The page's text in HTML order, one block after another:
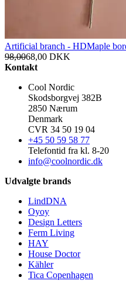
Artificial branch - HDMaple
98,0068,00 DKK
Kontakt
Cool Nordic
Skodsborgvej 382B
2850 Nærum
Denmark
CVR 34 50 19 04
+45 50 59 58 77
Telefontid fra kl. 8-20
info@coolnordic.dk
Udvalgte brands
LindDNA
Oyoy
Design Letters
Ferm Living
HAY
House Doctor
Kähler
Tica Copenhagen